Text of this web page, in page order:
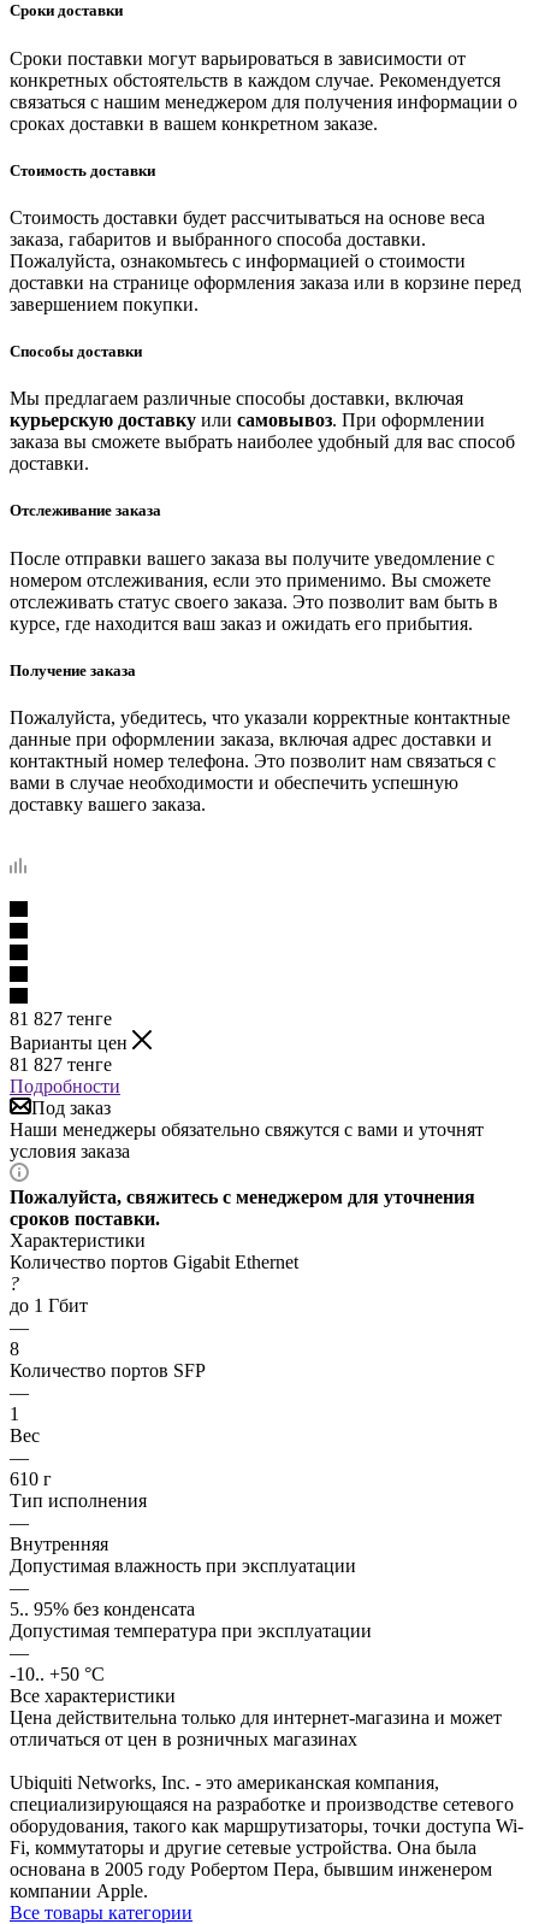
Сроки доставки
Сроки поставки могут варьироваться в зависимости от
конкретных обстоятельств в каждом случае. Рекомендуется
связаться с нашим менеджером для получения информации о
сроках доставки в вашем конкретном заказе.
Стоимость доставки
Стоимость доставки будет рассчитываться на основе веса
заказа, габаритов и выбранного способа доставки.
Пожалуйста, ознакомьтесь с информацией о стоимости
доставки на странице оформления заказа или в корзине перед
завершением покупки.
Способы доставки
Мы предлагаем различные способы доставки, включая
курьерскую доставку или самовывоз. При оформлении
заказа вы сможете выбрать наиболее удобный для вас способ
доставки.
Отслеживание заказа
После отправки вашего заказа вы получите уведомление с
номером отслеживания, если это применимо. Вы сможете
отслеживать статус своего заказа. Это позволит вам быть в
курсе, где находится ваш заказ и ожидать его прибытия.
Получение заказа
Пожалуйста, убедитесь, что указали корректные контактные
данные при оформлении заказа, включая адрес доставки и
контактный номер телефона. Это позволит нам связаться с
вами в случае необходимости и обеспечить успешную
доставку вашего заказа.
81 827 тенге
Варианты цен
81 827 тенге
Подробности
Под заказ
Наши менеджеры обязательно свяжутся с вами и уточнят
условия заказа
Пожалуйста, свяжитесь с менеджером для уточнения
сроков поставки.
Характеристики
Количество портов Gigabit Ethernet
?
до 1 Гбит
—
8
Количество портов SFP
—
1
Вес
—
610 г
Тип исполнения
—
Внутренняя
Допустимая влажность при эксплуатации
—
5.. 95% без конденсата
Допустимая температура при эксплуатации
—
-10.. +50 °С
Все характеристики
Цена действительна только для интернет-магазина и может
отличаться от цен в розничных магазинах
Ubiquiti Networks, Inc. - это американская компания,
специализирующаяся на разработке и производстве сетевого
оборудования, такого как маршрутизаторы, точки доступа Wi-
Fi, коммутаторы и другие сетевые устройства. Она была
основана в 2005 году Робертом Пера, бывшим инженером
компании Apple.
Все товары категории